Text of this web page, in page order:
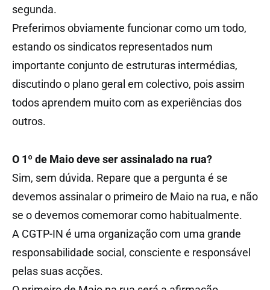
segunda.
Preferimos obviamente funcionar como um todo,
estando os sindicatos representados num
importante conjunto de estruturas intermédias,
discutindo o plano geral em colectivo, pois assim
todos aprendem muito com as experiências dos
outros.
O 1º de Maio deve ser assinalado na rua?
Sim, sem dúvida. Repare que a pergunta é se
devemos assinalar o primeiro de Maio na rua, e não
se o devemos comemorar como habitualmente.
A CGTP-IN é uma organização com uma grande
responsabilidade social, consciente e responsável
pelas suas acções.